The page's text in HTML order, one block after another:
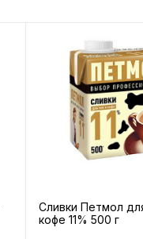
Сливки Петмол
кофе 11% 500 г